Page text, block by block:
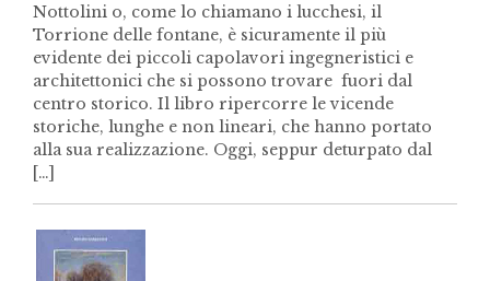
Nottolini o, come lo chiamano i lucchesi, il
Torrione delle fontane, è sicuramente il più
evidente dei piccoli capolavori ingegneristici e
architettonici che si possono trovare fuori dal
centro storico. Il libro ripercorre le vicende
storiche, lunghe e non lineari, che hanno portato
alla sua realizzazione. Oggi, seppur deturpato dal
[…]